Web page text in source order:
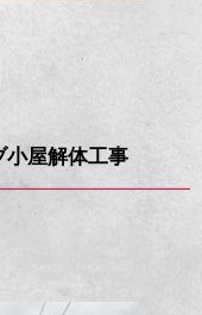
屋解体工事